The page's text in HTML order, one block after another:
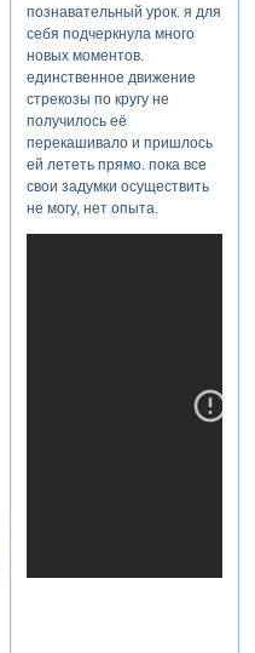
познавательный урок. я для
себя подчеркнула много
новых моментов.
единственное движение
стрекозы по кругу не
получилось её
перекашивало и пришлось
ей лететь прямо. пока все
свои задумки осуществить
не могу, нет опыта.